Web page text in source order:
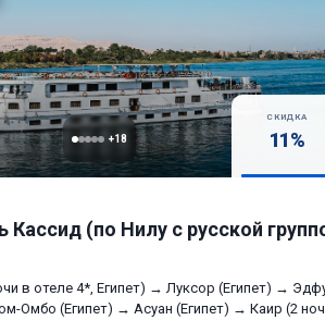
+18
СКИДКА
11%
Кассид (по Нилу с русской
в отеле 4*, Египет) → Луксор (Египет) →
Омбо (Египет) → Асуан (Египет) → Каир (2